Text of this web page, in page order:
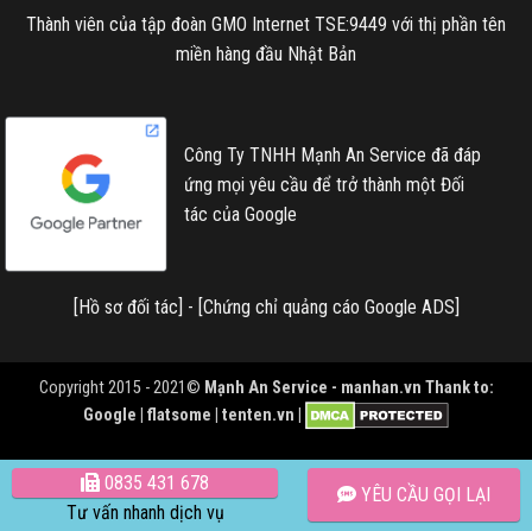
Thành viên của tập đoàn GMO Internet TSE:9449 với thị phần tên
miền hàng đầu Nhật Bản
Công Ty TNHH Mạnh An Service đã đáp
ứng mọi yêu cầu để trở thành một Đối
tác của Google
Hồ sơ đối tác ] - [ Chứng chỉ quảng cáo Google ADS
Copyright 2015 - 2021© Mạnh An Service - manhan.vn Thank to:
Google | flatsome | tenten.vn |
0835 431 678
Tư vấn nhanh dịch vụ
YÊU CẦU GỌI LẠI